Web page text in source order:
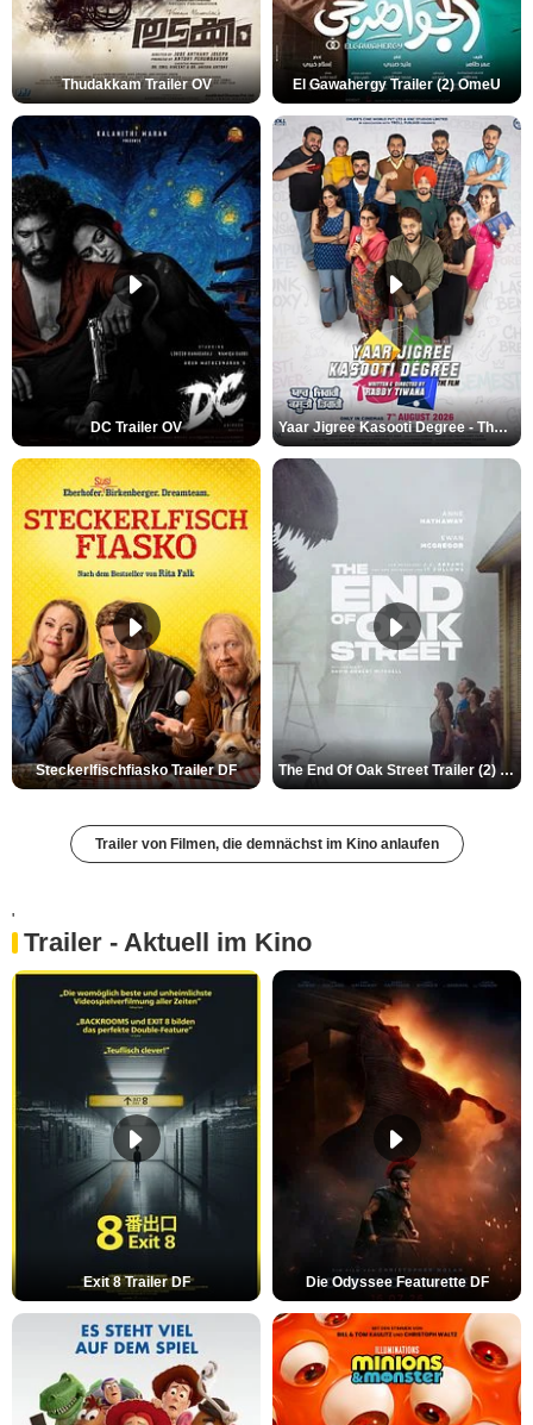
Thudakkam Trailer OV El Gawahergy Trailer (2) OmeU
DC Trailer OV Yaar Jigree Kasooti Degree - The Film Trailer OV
Steckerlfischfiasko Trailer DF The End Of Oak Street Trailer (2) DF
Trailer von Filmen, die demnächst im Kino anlaufen
'
Trailer - Aktuell im Kino
Exit 8 Trailer DF Die Odyssee Featurette DF